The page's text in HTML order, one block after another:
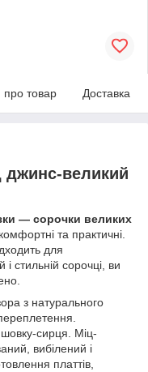
про товар Доставка
джинс-великий
— сорочки великих
та практичні.
для
і стильній сорочці, ви
з натурального
шовку-сирця. Міц-
вибілений і
платтів,